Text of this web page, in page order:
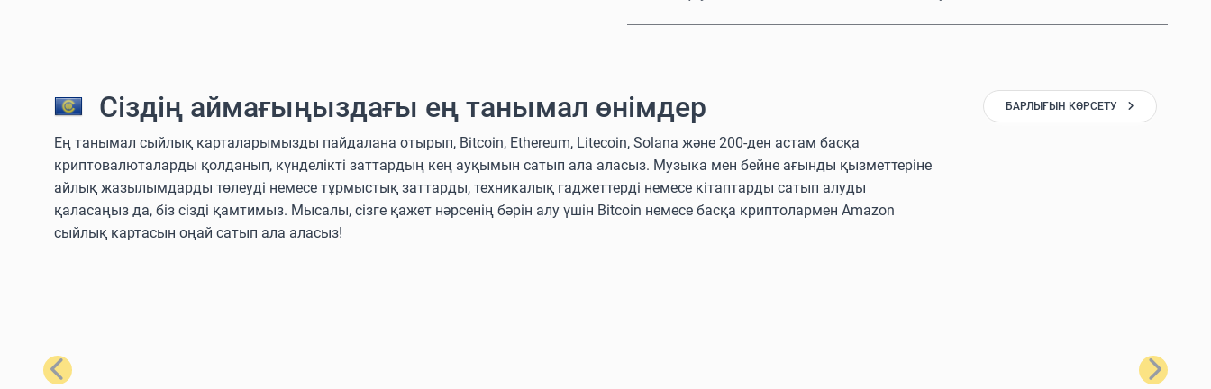
Сіздің аймағыңыздағы ең танымал өнімдер
Ең танымал сыйлық карталарымызды пайдалана отырып, Bitcoin, Ethereum, Litecoin, Solana және 200-ден астам басқа
криптовалюталарды қолданып, күнделікті заттардың кең ауқымын сатып ала аласыз. Музыка мен бейне ағынды қызметтеріне
айлық жазылымдарды төлеуді немесе тұрмыстық заттарды, техникалық гаджеттерді немесе кітаптарды сатып алуды
қаласаңыз да, біз сізді қамтимыз. Мысалы, сізге қажет нәрсенің бәрін алу үшін Bitcoin немесе басқа криптолармен Amazon
сыйлық картасын оңай сатып ала аласыз!
БАРЛЫҒЫН КӨРСЕТУ
Алдыңғы Келесі